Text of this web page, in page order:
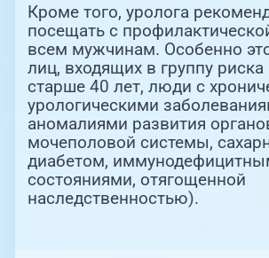
Кроме того, уролога
посещать с
всем мужчинам. Особенно
лиц, входящих в группу риска
старше 40 лет, люди с
урологическими
аномалиями развития
мочеполовой системы,
диабетом,
состояниями, отягощенной
наследственностью).